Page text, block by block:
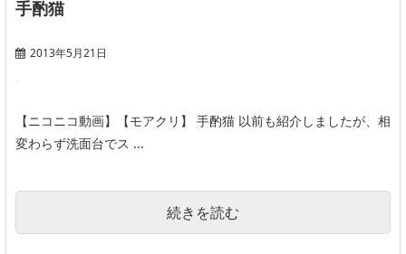
手酌猫
2013年5月21日
【ニコニコ動画】【モアクリ】 手酌猫 以前も紹介しましたが、相
変わらず洗面台でス ...
続きを読む